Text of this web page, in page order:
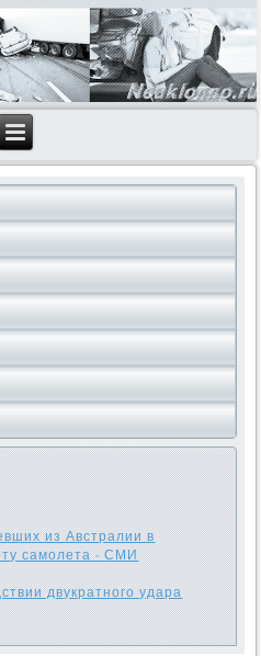
из Австралии в
самолета - СМИ
двукратного удара